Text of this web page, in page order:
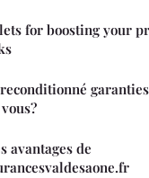
for boosting your
avantages de